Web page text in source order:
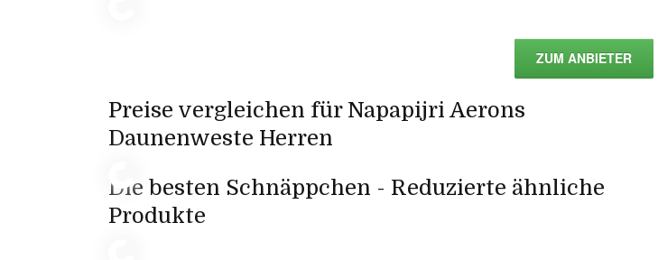
ZUM ANBIETER
Preise vergleichen für Napapijri Aerons
Daunenweste Herren
Die besten Schnäppchen - Reduzierte ähnliche
Produkte